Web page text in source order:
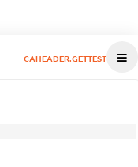
CAHEADER.GETTEST